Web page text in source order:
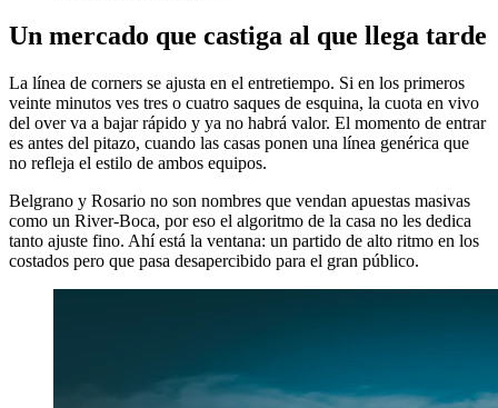
Un mercado que castiga al que llega tarde
La línea de corners se ajusta en el entretiempo. Si en los primeros
veinte minutos ves tres o cuatro saques de esquina, la cuota en vivo
del over va a bajar rápido y ya no habrá valor. El momento de entrar
es antes del pitazo, cuando las casas ponen una línea genérica que
no refleja el estilo de ambos equipos.
Belgrano y Rosario no son nombres que vendan apuestas masivas
como un River-Boca, por eso el algoritmo de la casa no les dedica
tanto ajuste fino. Ahí está la ventana: un partido de alto ritmo en los
costados pero que pasa desapercibido para el gran público.